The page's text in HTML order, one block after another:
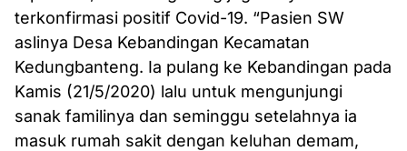
terkonfirmasi positif Covid-19. “Pasien SW
aslinya Desa Kebandingan Kecamatan
Kedungbanteng. Ia pulang ke Kebandingan pada
Kamis (21/5/2020) lalu untuk mengunjungi
sanak familinya dan seminggu setelahnya ia
masuk rumah sakit dengan keluhan demam,